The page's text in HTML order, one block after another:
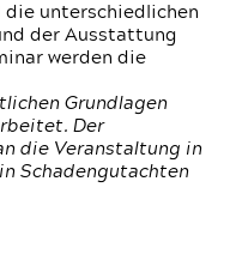
die unterschiedlichen
der Ausstattung
werden die
Grundlagen
Der
die Veranstaltung in
Schadengutachten